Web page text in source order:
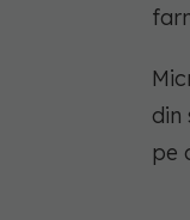
din
pe